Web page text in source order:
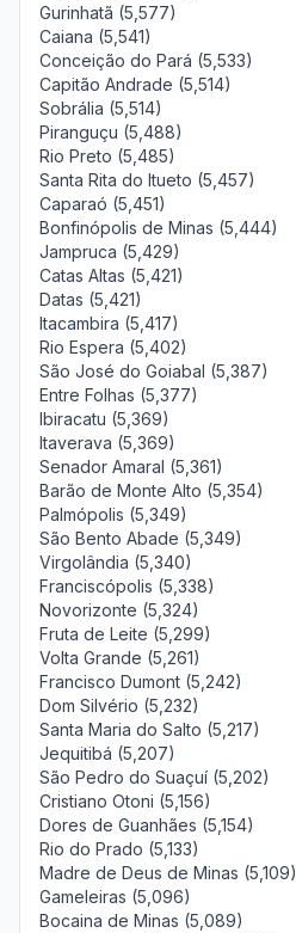
Gurinhatã (5,577)
Caiana (5,541)
Conceição do Pará (5,533)
Capitão Andrade (5,514)
Sobrália (5,514)
Piranguçu (5,488)
Rio Preto (5,485)
Santa Rita do Itueto (5,457)
Caparaó (5,451)
Bonfinópolis de Minas (5,444)
Jampruca (5,429)
Catas Altas (5,421)
Datas (5,421)
Itacambira (5,417)
Rio Espera (5,402)
São José do Goiabal (5,387)
Entre Folhas (5,377)
Ibiracatu (5,369)
Itaverava (5,369)
Senador Amaral (5,361)
Barão de Monte Alto (5,354)
Palmópolis (5,349)
São Bento Abade (5,349)
Virgolândia (5,340)
Franciscópolis (5,338)
Novorizonte (5,324)
Fruta de Leite (5,299)
Volta Grande (5,261)
Francisco Dumont (5,242)
Dom Silvério (5,232)
Santa Maria do Salto (5,217)
Jequitibá (5,207)
São Pedro do Suaçuí (5,202)
Cristiano Otoni (5,156)
Dores de Guanhães (5,154)
Rio do Prado (5,133)
Madre de Deus de Minas (5,109)
Gameleiras (5,096)
Bocaina de Minas (5,089)